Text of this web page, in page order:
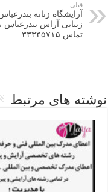
قبلی
آرایشگاه زنانه
زیبایی آراس بندرعباس
تماس ۳۳۳۴۵۷۱۵
نوشته های مرتبط